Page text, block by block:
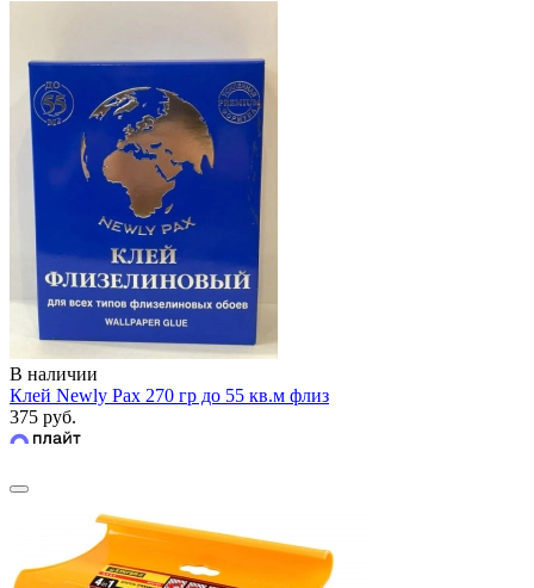
В наличии
Клей Newly Pax 270 гр до 55 кв.м флиз
375 руб.